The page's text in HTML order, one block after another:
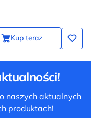
Kup teraz
naszych aktualnych
produktach!